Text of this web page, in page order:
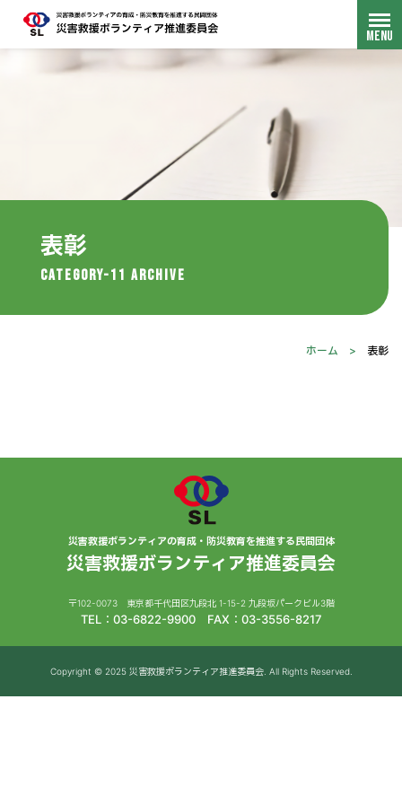
表彰
category-11 Archive
ホーム > 表彰
災害救援ボランティアの育成・防災教育を推進する民間団体
災害救援ボランティア推進委員会
〒102-0073 東京都千代田区九段北 1-15-2 九段坂パークビル3階
TEL：03-6822-9900 FAX：03-3556-8217
Copyright © 2025 災害救援ボランティア推進委員会. All Rights Reserved.